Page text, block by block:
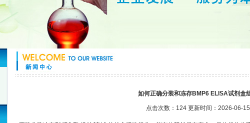
如何正确分装和冻存BMP6 ELISA试剂盒
点击次数：124 更新时间：2026-06-15